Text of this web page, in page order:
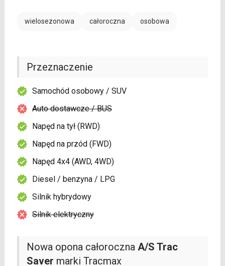
wielosezonowa całoroczna osobowa
Nowa opona całoroczna A/S Trac
Saver marki Tracmax
Przeznaczenie
Samochód osobowy / SUV
Auto dostawcze / BUS
Napęd na tył (RWD)
Napęd na przód (FWD)
Napęd 4x4 (AWD, 4WD)
Diesel / benzyna / LPG
Silnik hybrydowy
Silnik elektryczny